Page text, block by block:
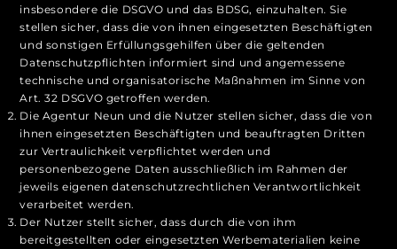
insbesondere die DSGVO und das BDSG, einzuhalten. Sie
stellen sicher, dass die von ihnen eingesetzten Beschäftigten
und sonstigen Erfüllungsgehilfen über die geltenden
Datenschutzpflichten informiert sind und angemessene
technische und organisatorische Maßnahmen im Sinne von
Art. 32 DSGVO getroffen werden.
Die Agentur Neun und die Nutzer stellen sicher, dass die von
ihnen eingesetzten Beschäftigten und beauftragten Dritten
zur Vertraulichkeit verpflichtet werden und
personenbezogene Daten ausschließlich im Rahmen der
jeweils eigenen datenschutzrechtlichen Verantwortlichkeit
verarbeitet werden.
Der Nutzer stellt sicher, dass durch die von ihm
bereitgestellten oder eingesetzten Werbematerialien keine